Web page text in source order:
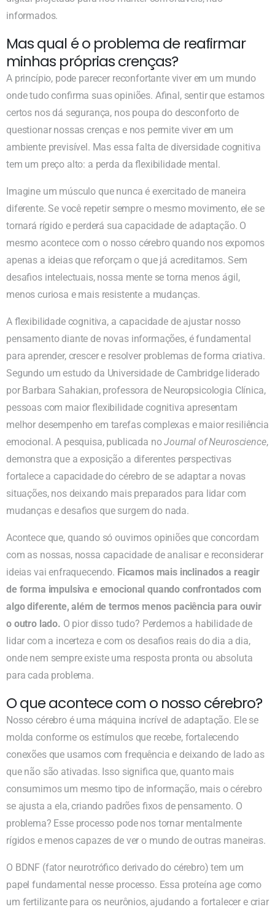
informados.
Mas qual é o problema de reafirmar
minhas próprias crenças?
A princípio, pode parecer reconfortante viver em um mundo
onde tudo confirma suas opiniões. Afinal, sentir que estamos
certos nos dá segurança, nos poupa do desconforto de
questionar nossas crenças e nos permite viver em um
ambiente previsível. Mas essa falta de diversidade cognitiva
tem um preço alto: a perda da flexibilidade mental.
Imagine um músculo que nunca é exercitado de maneira
diferente. Se você repetir sempre o mesmo movimento, ele se
tornará rígido e perderá sua capacidade de adaptação. O
mesmo acontece com o nosso cérebro quando nos expomos
apenas a ideias que reforçam o que já acreditamos. Sem
desafios intelectuais, nossa mente se torna menos ágil,
menos curiosa e mais resistente a mudanças.
A flexibilidade cognitiva, a capacidade de ajustar nosso
pensamento diante de novas informações, é fundamental
para aprender, crescer e resolver problemas de forma criativa.
Segundo um estudo da Universidade de Cambridge liderado
por Barbara Sahakian, professora de Neuropsicologia Clínica,
pessoas com maior flexibilidade cognitiva apresentam
melhor desempenho em tarefas complexas e maior resiliência
emocional. A pesquisa, publicada noJournal of Neuroscience,
demonstra que a exposição a diferentes perspectivas
fortalece a capacidade do cérebro de se adaptar a novas
situações, nos deixando mais preparados para lidar com
mudanças e desafios que surgem do nada.
Acontece que, quando só ouvimos opiniões que concordam
com as nossas, nossa capacidade de analisar e reconsiderar
ideias vai enfraquecendo. Ficamos mais inclinados a reagir
de forma impulsiva e emocional quando confrontados com
algo diferente, além de termos menos paciência para ouvir
o outro lado. O pior disso tudo? Perdemos a habilidade de
lidar com a incerteza e com os desafios reais do dia a dia,
onde nem sempre existe uma resposta pronta ou absoluta
para cada problema.
O que acontece com o nosso cérebro?
Nosso cérebro é uma máquina incrível de adaptação. Ele se
molda conforme os estímulos que recebe, fortalecendo
conexões que usamos com frequência e deixando de lado as
que não são ativadas. Isso significa que, quanto mais
consumimos um mesmo tipo de informação, mais o cérebro
se ajusta a ela, criando padrões fixos de pensamento. O
problema? Esse processo pode nos tornar mentalmente
rígidos e menos capazes de ver o mundo de outras maneiras.
O BDNF (fator neurotrófico derivado do cérebro) tem um
papel fundamental nesse processo. Essa proteína age como
um fertilizante para os neurônios, ajudando a fortalecer e criar